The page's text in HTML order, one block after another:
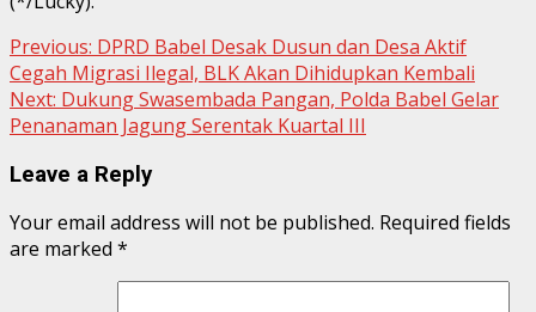
Continue
Reading
Previous: DPRD Babel Desak Dusun dan Desa Aktif
Cegah Migrasi Ilegal, BLK Akan Dihidupkan Kembali
Next: Dukung Swasembada Pangan, Polda Babel Gelar
Penanaman Jagung Serentak Kuartal III
Leave a Reply
Your email address will not be published. Required fields
are marked *